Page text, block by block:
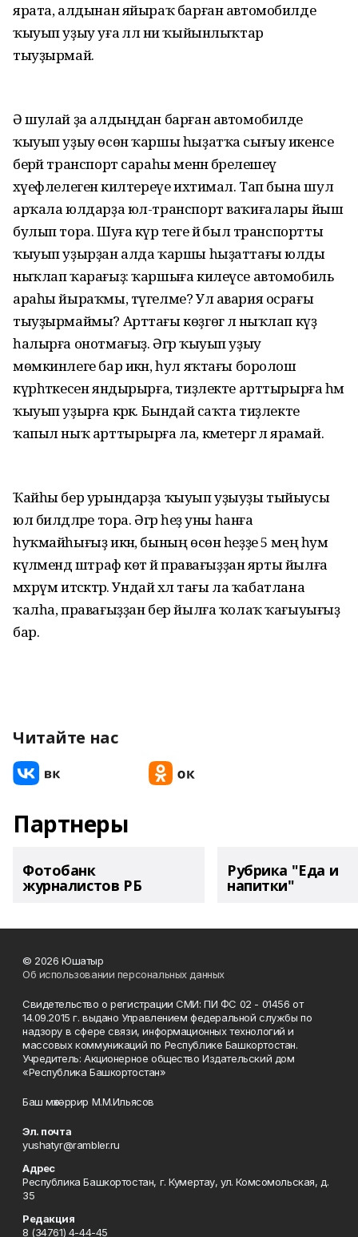
ярата, алдынан яйыраҡ барған автомобилде
ҡыуып уҙыу уға әллә ни ҡыйынлыҡтар
тыуҙырмай.
Ә шулай ҙа алдыңдан барған автомобилде
ҡыуып уҙыу өсөн ҡаршы һыҙатҡа сығыу икенсе
берәй транспорт сараһы менән бәрелешеү
хәүефлелегенә килтереүе ихтимал. Тап бына шул
арҡала юлдарҙа юл-транспорт ваҡиғалары йыш
булып тора. Шуға күрә теге йә был транспортты
ҡыуып уҙырҙан алда ҡаршы һыҙаттағы юлды
ныҡлап ҡарағыҙ: ҡаршыға килеүсе автомобиль
араһы йыраҡмы, түгелме? Ул авария осрағы
тыуҙырмаймы? Арттағы көҙгөгә лә ныҡлап күҙ
һалырға онотмағыҙ. Әгәр ҡыуып уҙыу
мөмкинлеге бар икән, һул яҡтағы боролош
күрһәткесен яндырырға, тиҙлекте арттырырға һәм
ҡыуып уҙырға кәрәк. Бындай саҡта тиҙлекте
ҡапыл ныҡ арттырырға ла, кәметергә лә ярамай.
Ҡайһы бер урындарҙа ҡыуып уҙыуҙы тыйыусы
юл билдәләре тора. Әгәр һеҙ уны һанға
һуҡмайһығыҙ икән, бының өсөн һеҙҙе 5 мең һум
күләмендә штраф көтә йә правағыҙҙан ярты йылға
мәхрүм итәсәктәр. Ундай хәл тағы ла ҡабатлана
ҡалһа, правағыҙҙан бер йылға ҡолаҡ ҡағыуығыҙ
бар.
Читайте нас
Партнеры
Фотобанк
журналистов РБ
Рубрика "Еда и
напитки"
© 2026 Юшатыр
Об использовании персональных данных
Свидетельство о регистрации СМИ: ПИ ФС 02 - 01456 от
14.09.2015 г. выдано Управлением федеральной службы по
надзору в сфере связи, информационных технологий и
массовых коммуникаций по Республике Башкортостан.
Учредитель: Акционерное общество Издательский дом
«Республика Башкортостан»
Баш мөхәррир М.М.Ильясов
Эл. почта
yushatyr@rambler.ru
Адрес
Республика Башкортостан, г. Кумертау, ул. Комсомольская, д.
35
Редакция
8 (34761) 4-44-45